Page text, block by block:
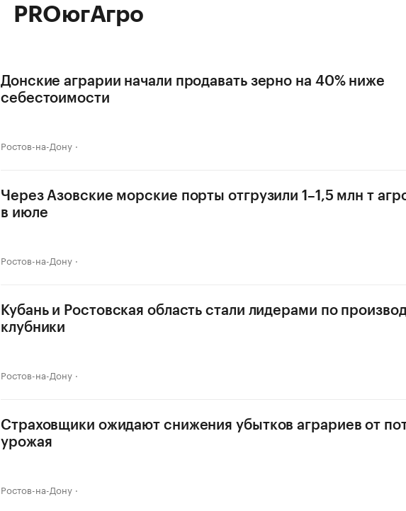
PROюгАгро
Донские аграрии начали продавать зерно на 40% ниже
себестоимости
Ростов-на-Дону
Через Азовские морские порты отгрузили 1–1,5 млн т
в июле
Ростов-на-Дону
Кубань и Ростовская область стали лидерами по
клубники
Ростов-на-Дону
Страховщики ожидают снижения убытков аграриев от
урожая
Ростов-на-Дону